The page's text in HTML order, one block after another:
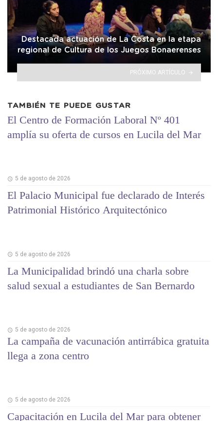
Destacada actuación de La Costa en la etapa
regional de Cultura de los Juegos Bonaerenses
PRÓXIMO ARTÍCULO
TAMBIÉN TE PUEDE GUSTAR
El Centro de Formación Laboral Nº 401
amplía su oferta de cursos en Lucila del Mar
5 de agosto de 2026
El Palacio Municipal fue declarado de Interés
Patrimonial Histórico Arquitectónico
5 de agosto de 2026
La Municipalidad brindó una charla sobre
salud sexual a estudiantes de San Bernardo
5 de agosto de 2026
La campaña de vacunación antirrábica gratuita
llega a zona centro
5 de agosto de 2026
Capacitación en Lucila del Mar para obtener